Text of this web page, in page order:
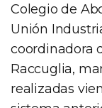
Colegio de
Unión
coordinadora
Raccuglia,
realizadas